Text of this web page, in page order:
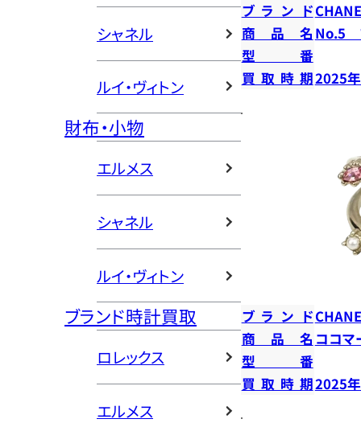
シャネル
ルイ・ヴィトン
財布・小物
エルメス
シャネル
ルイ・ヴィトン
ブランド時計買取
ロレックス
エルメス
ブランド
商品名 No.5
型番
買取時期2025
ブランド
商品名 ココ
型番
買取時期2025